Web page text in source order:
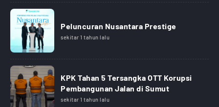
Peluncuran Nusantara Prestige
sekitar 1 tahun lalu
KPK Tahan 5 Tersangka OTT Korupsi
Pembangunan Jalan di Sumut
sekitar 1 tahun lalu